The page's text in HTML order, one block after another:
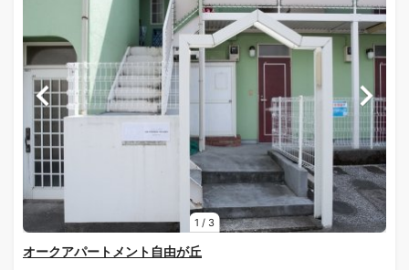
1 / 3
オークアパートメント自由が丘